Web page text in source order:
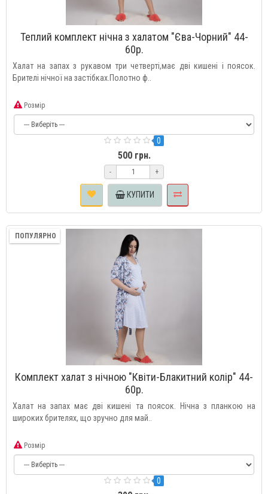
Теплий комплект нічна з халатом "Єва-Чорний" 44-
60р.
Халат на запах з рукавом три четверті,має дві кишені і поясок.
Брителі нічної на застібках.Полотно ф..
Розмір
0
500 грн.
- +
КУПИТИ
ПОПУЛЯРНО
Комплект халат з нічною "Квіти-Блакитний колір" 44-
60р.
Халат на запах має дві кишені та поясок. Нічна з планкою на
широких брителях, що зручно для май..
Розмір
0